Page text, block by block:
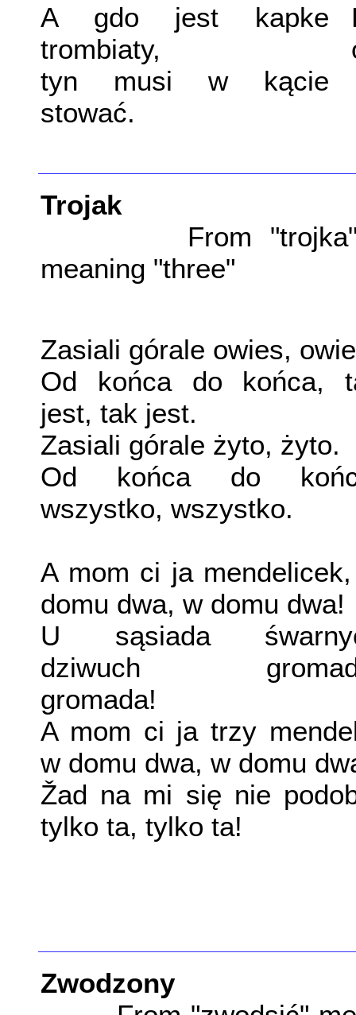
A gdo jest kapke
trombiaty,
tyn musi w kącie
stować.
Trojak
From
meaning "three"
Zasiali górale owies,
Od końca do końca,
jest, tak jest.
Zasiali górale żyto, żyto.
Od końca do
wszystko, wszystko.
A mom ci ja
domu dwa, w domu dwa!
U sąsiada
dziwuch
gromada!
A mom ci ja trzy
w domu dwa, w domu
Žad na mi się nie
tylko ta, tylko ta!
Zwodzony